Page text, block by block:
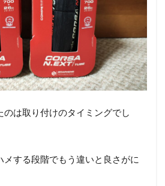
は取り付けのタイミングでし
メする段階でもう違いと良さがに